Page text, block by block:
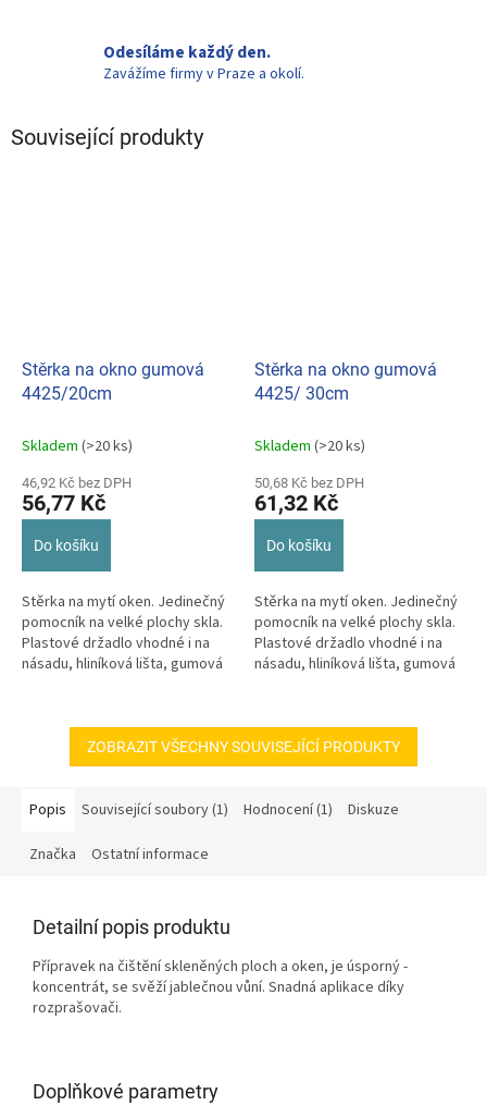
Odesíláme každý den.
Zavážíme firmy v Praze a okolí.
Související produkty
Stěrka na okno gumová
4425/20cm
Skladem (>20 ks)
46,92 Kč bez DPH
56,77 Kč
Do košíku
Stěrka na mytí oken. Jedinečný
pomocník na velké plochy skla.
Plastové držadlo vhodné i na
násadu, hliníková lišta, gumová
Stěrka na okno gumová
4425/ 30cm
Skladem (>20 ks)
50,68 Kč bez DPH
61,32 Kč
Do košíku
Stěrka na mytí oken. Jedinečný
pomocník na velké plochy skla.
Plastové držadlo vhodné i na
násadu, hliníková lišta, gumová
ZOBRAZIT VŠECHNY SOUVISEJÍCÍ PRODUKTY
Popis Související soubory (1) Hodnocení (1) Diskuze
Značka Ostatní informace
Detailní popis produktu
Přípravek na čištění skleněných ploch a oken, je úsporný -
koncentrát, se svěží jablečnou vůní. Snadná aplikace díky
rozprašovači.
Doplňkové parametry